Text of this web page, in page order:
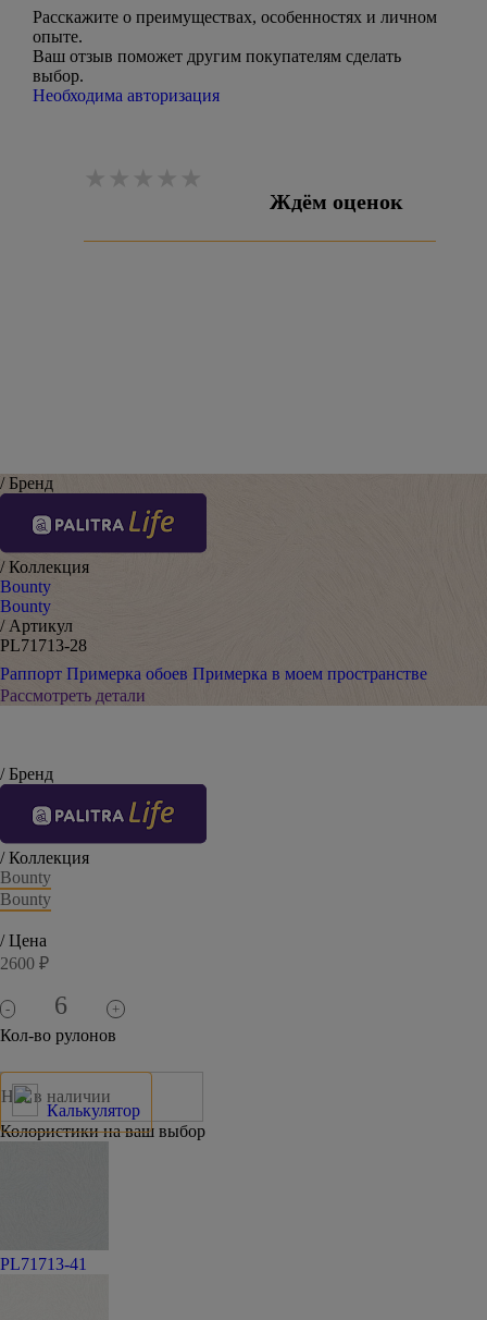
Расскажите о преимуществах, особенностях и личном
опыте.
Ваш отзыв поможет другим покупателям сделать
выбор.
Необходима авторизация
Ждём оценок
/ Бренд
/ Коллекция
Bounty
Bounty
/ Артикул
PL71713-28
Раппорт Примерка обоев Примерка в моем пространстве
Рассмотреть детали
/ Бренд
/ Коллекция
Bounty
Bounty
/ Цена
2600 ₽
- +
Кол-во рулонов
Калькулятор
Нет в наличии
Колористики на ваш выбор
PL71713-41